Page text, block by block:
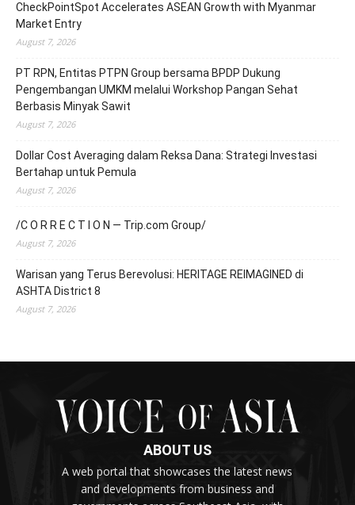
CheckPointSpot Accelerates ASEAN Growth with Myanmar
Market Entry
August 7, 2026
PT RPN, Entitas PTPN Group bersama BPDP Dukung
Pengembangan UMKM melalui Workshop Pangan Sehat
Berbasis Minyak Sawit
August 7, 2026
Dollar Cost Averaging dalam Reksa Dana: Strategi Investasi
Bertahap untuk Pemula
August 7, 2026
/C O R R E C T I O N — Trip.com Group/
August 7, 2026
Warisan yang Terus Berevolusi: HERITAGE REIMAGINED di
ASHTA District 8
August 7, 2026
ABOUT US
A web portal that showcases the latest news
and developments from business and